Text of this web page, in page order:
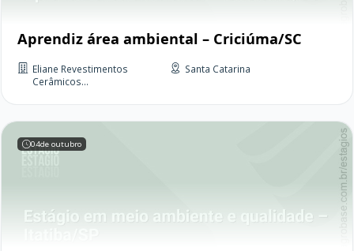
Aprendiz área ambiental – Criciúma/SC
Eliane Revestimentos
Cerâmicos...
Santa Catarina
04de outubro